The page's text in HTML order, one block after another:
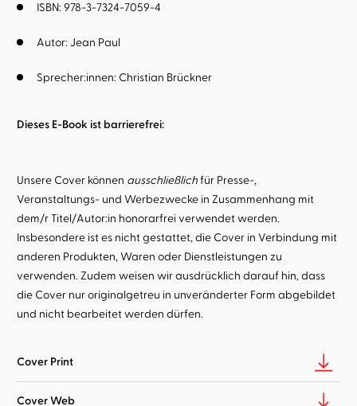
ISBN: 978-3-7324-7059-4
Autor: Jean Paul
Sprecher:innen: Christian Brückner
Dieses E-Book ist barrierefrei:
Unsere Cover können ausschließlichfür Presse-,
Veranstaltungs- und Werbezwecke in Zusammenhang mit
dem/r Titel/Autor:in honorarfrei verwendet werden.
Insbesondere ist es nicht gestattet, die Cover in Verbindung mit
anderen Produkten, Waren oder Dienstleistungen zu
verwenden. Zudem weisen wir ausdrücklich darauf hin, dass
die Cover nur originalgetreu in unveränderter Form abgebildet
und nicht bearbeitet werden dürfen.
Cover Print
Cover Web